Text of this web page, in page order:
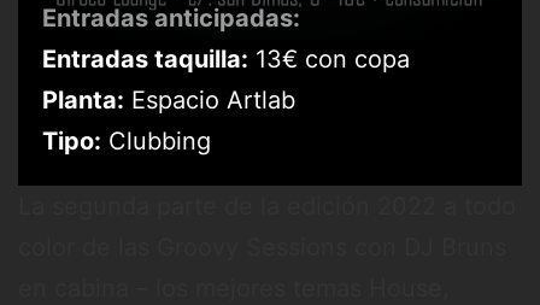
Entradas anticipadas:
Entradas taquilla: 13€ con copa
Planta: Espacio Artlab
Tipo: Clubbing